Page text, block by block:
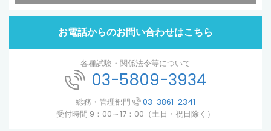
お電話からのお問い合わせはこちら
各種試験・関係法令等について
03-5809-3934
総務・管理部門
03-3861-2341
受付時間 9：00～17：00（土日・祝日除く）